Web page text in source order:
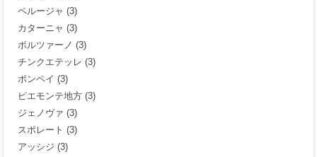
ペルージャ (3)
カターニャ (3)
ボルツァーノ (3)
チンクエテッレ (3)
ポンペイ (3)
ピエモンテ地方 (3)
ジェノヴァ (3)
スポレート (3)
アッシジ (3)